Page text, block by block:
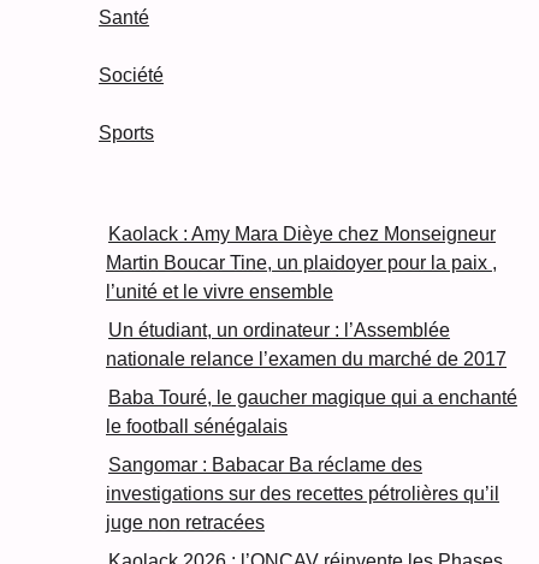
Santé
Société
Sports
Kaolack : Amy Mara Dièye chez Monseigneur
Martin Boucar Tine, un plaidoyer pour la paix ,
l’unité et le vivre ensemble
Un étudiant, un ordinateur : l’Assemblée
nationale relance l’examen du marché de 2017
Baba Touré, le gaucher magique qui a enchanté
le football sénégalais
Sangomar : Babacar Ba réclame des
investigations sur des recettes pétrolières qu’il
juge non retracées